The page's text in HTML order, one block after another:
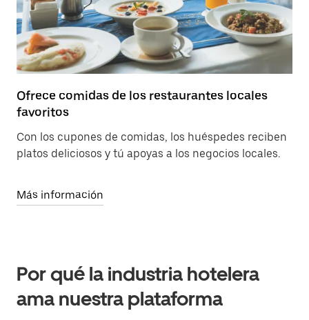
Ofrece comidas de los restaurantes locales
favoritos
Con los cupones de comidas, los huéspedes reciben
platos deliciosos y tú apoyas a los negocios locales.
Más información
Por qué la industria hotelera
ama nuestra plataforma